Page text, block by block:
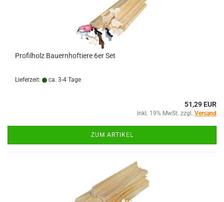
Profilholz Bauernhoftiere 6er Set
Lieferzeit: ca. 3-4 Tage
51,29 EUR
inkl. 19% MwSt. zzgl. Versand
ZUM ARTIKEL